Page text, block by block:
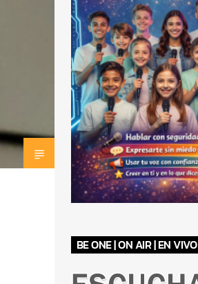
BE ONE | ON AIR | EN VIVO